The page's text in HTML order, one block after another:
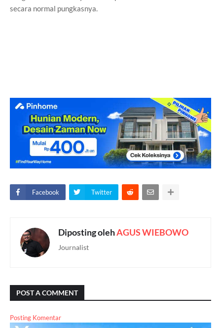
secara normal pungkasnya.
Facebook Twitter
Diposting olehAGUS WIEBOWO
Journalist
POST A COMMENT
Posting Komentar